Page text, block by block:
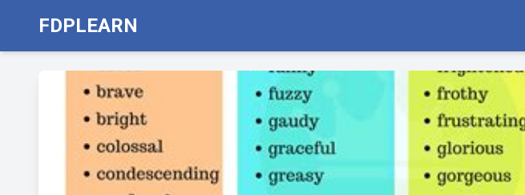
FDPLEARN